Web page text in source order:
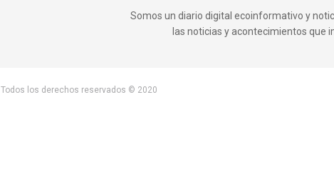
Somos un diario digital ecoinformativo y
las noticias y acontecimientos que
Todos los derechos reservados © 2020